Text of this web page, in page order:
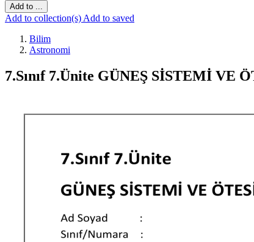
Add to ...
Add to collection(s) Add to saved
Bilim
Astronomi
7.Sınıf 7.Ünite GÜNEŞ SİSTEMİ VE